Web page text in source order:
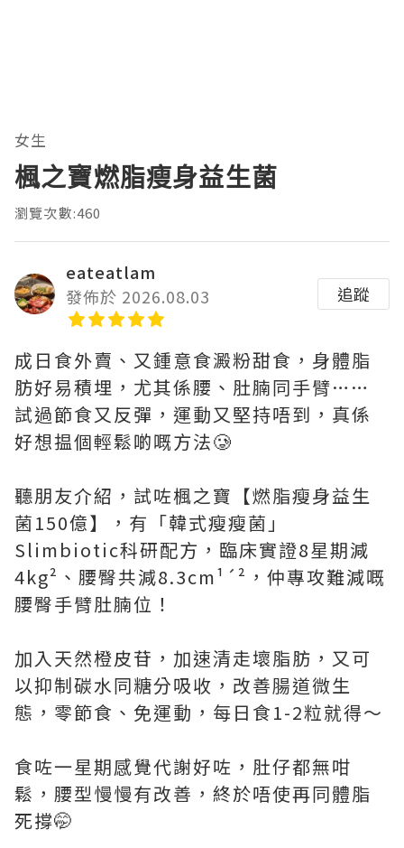
女生
楓之寶燃脂瘦身益生菌
瀏覽次數:460
eateatlam
發佈於 2026.08.03
追蹤
成日食外賣、又鍾意食澱粉甜食，身體脂
肪好易積埋，尤其係腰、肚腩同手臂……
試過節食又反彈，運動又堅持唔到，真係
好想揾個輕鬆啲嘅方法🥲
聽朋友介紹，試咗楓之寶【燃脂瘦身益生
菌150億】，有「韓式瘦瘦菌」
Slimbiotic科研配方，臨床實證8星期減
4kg²、腰臀共減8.3cm¹´²，仲專攻難減嘅
腰臀手臂肚腩位！
加入天然橙皮苷，加速清走壞脂肪，又可
以抑制碳水同糖分吸收，改善腸道微生
態，零節食、免運動，每日食1-2粒就得～
食咗一星期感覺代謝好咗，肚仔都無咁
鬆，腰型慢慢有改善，終於唔使再同體脂
死撐🤭